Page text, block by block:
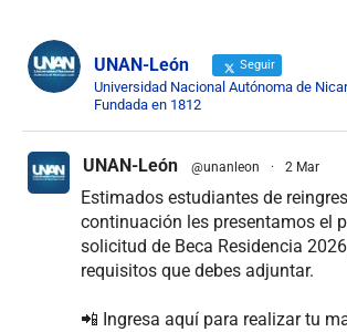
UNAN-León Seguir
Universidad Nacional Autónoma de
Fundada en 1812
UNAN-León @unanleon · 2 Mar
Estimados estudiantes de
continuación les presentamos el
solicitud de Beca Residencia
requisitos que debes adjuntar.
📲 Ingresa aquí para realizar tu